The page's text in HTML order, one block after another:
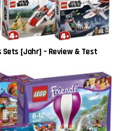
Sets [Jahr] – Review & Test